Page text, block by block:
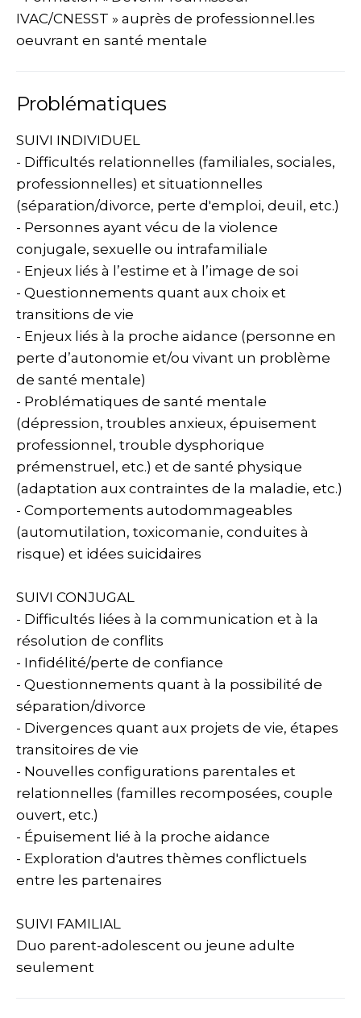
IVAC/CNESST » auprès de professionnel.les
oeuvrant en santé mentale
Problématiques
SUIVI INDIVIDUEL
- Difficultés relationnelles (familiales, sociales,
professionnelles) et situationnelles
(séparation/divorce, perte d'emploi, deuil, etc.)
- Personnes ayant vécu de la violence
conjugale, sexuelle ou intrafamiliale
- Enjeux liés à l’estime et à l’image de soi
- Questionnements quant aux choix et
transitions de vie
- Enjeux liés à la proche aidance (personne en
perte d’autonomie et/ou vivant un problème
de santé mentale)
- Problématiques de santé mentale
(dépression, troubles anxieux, épuisement
professionnel, trouble dysphorique
prémenstruel, etc.) et de santé physique
(adaptation aux contraintes de la maladie, etc.)
- Comportements autodommageables
(automutilation, toxicomanie, conduites à
risque) et idées suicidaires
SUIVI CONJUGAL
- Difficultés liées à la communication et à la
résolution de conflits
- Infidélité/perte de confiance
- Questionnements quant à la possibilité de
séparation/divorce
- Divergences quant aux projets de vie, étapes
transitoires de vie
- Nouvelles configurations parentales et
relationnelles (familles recomposées, couple
ouvert, etc.)
- Épuisement lié à la proche aidance
- Exploration d'autres thèmes conflictuels
entre les partenaires
SUIVI FAMILIAL
Duo parent-adolescent ou jeune adulte
seulement